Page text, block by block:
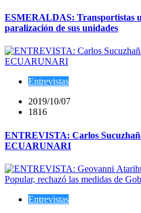
ESMERALDAS: Transportistas
paralización de sus unidades
Entrevistas
2019/10/07
1816
ENTREVISTA: Carlos
ECUARUNARI
Entrevistas